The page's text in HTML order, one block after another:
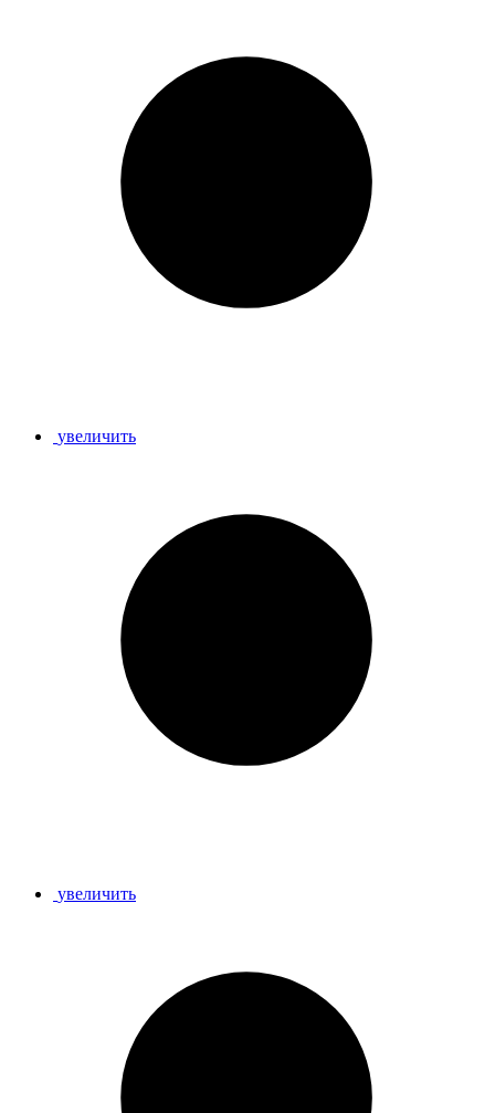
увеличить
увеличить